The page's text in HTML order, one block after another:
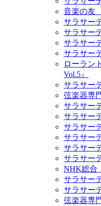
音楽の友
サラサー
サラサー
サラサー
サラサー
ローラン
Vol.5』
サラサー
弦楽器専
サラサー
サラサー
サラサー
サラサー
サラサー
サラサー
NHK総合
サラサー
サラサー
弦楽器専